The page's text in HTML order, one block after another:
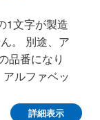
1文字が製造
。 別途、ア
品番になり
ルファベッ
詳細表示